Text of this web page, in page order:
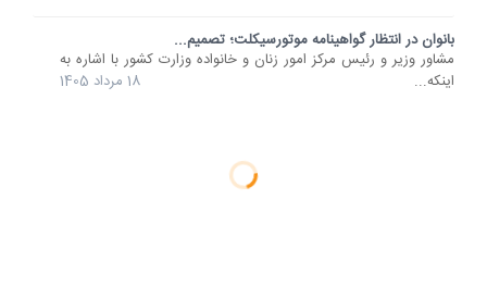
بانوان در انتظار گواهینامه موتورسیکلت؛ تصمیم...
مشاور وزیر و رئیس مرکز امور زنان و خانواده وزارت کشور با اشاره به
اینکه...
18 مرداد 1405